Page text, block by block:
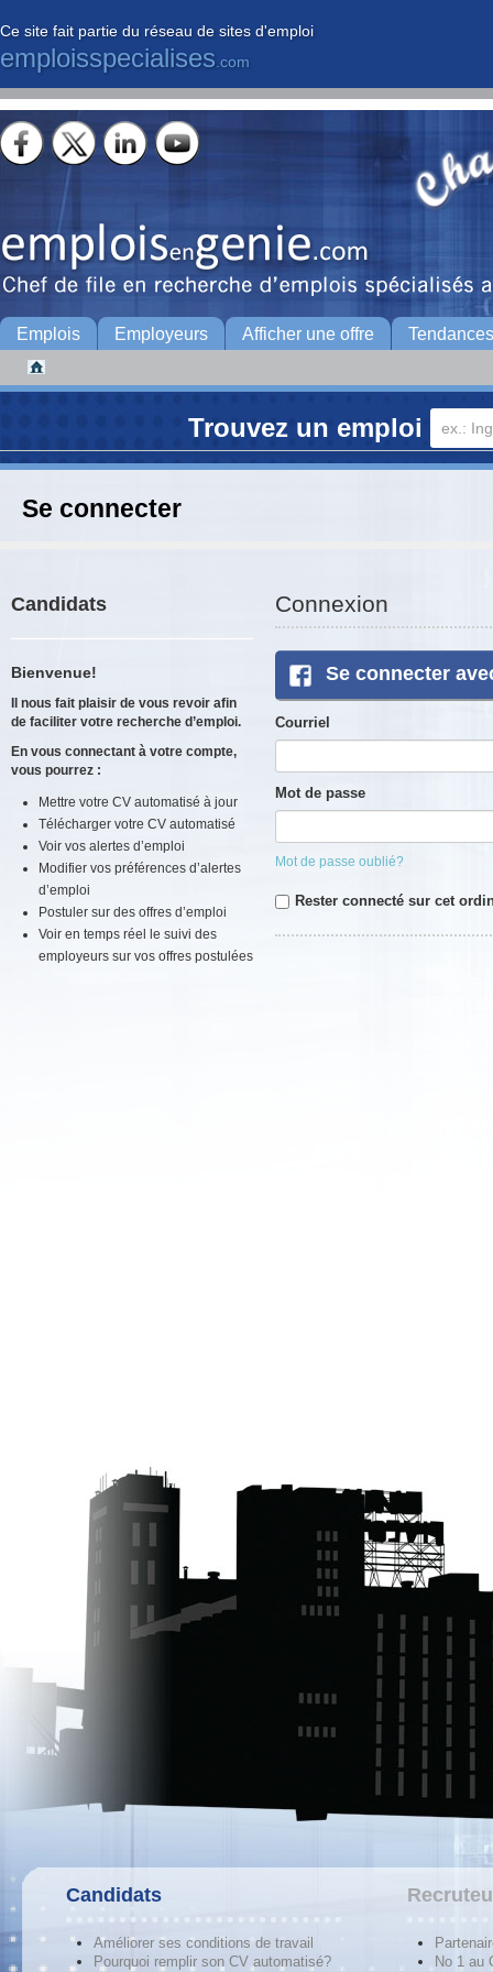
Ce site fait partie du réseau de sites d'emploi
emploisspecialises .com
Emplois Employeurs Afficher une offre Tendances
Trouvez un emploi
Se connecter
Candidats
Bienvenue!
Il nous fait plaisir de vous revoir afin
de faciliter votre recherche d’emploi.
En vous connectant à votre compte,
vous pourrez :
Mettre votre CV automatisé à jour
Télécharger votre CV automatisé
Voir vos alertes d’emploi
Modifier vos préférences d’alertes
d’emploi
Postuler sur des offres d’emploi
Voir en temps réel le suivi des
employeurs sur vos offres postulées
Connexion
Se connecter
Courriel
Mot de passe
Mot de passe oublié?
Rester connecté sur cet
Candidats
Améliorer ses conditions de travail
Pourquoi remplir son CV automatisé?
No 1 au